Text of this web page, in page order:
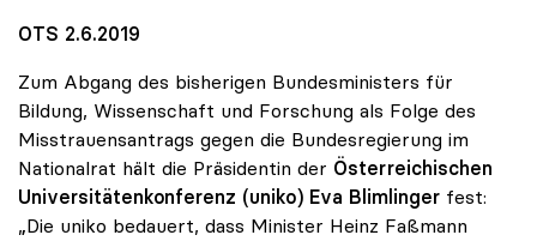
OTS 2.6.2019
Zum Abgang des bisherigen Bundesministers für
Bildung, Wissenschaft und Forschung als Folge des
Misstrauensantrags gegen die Bundesregierung im
Nationalrat hält die Präsidentin der Österreichischen
Universitätenkonferenz (uniko) Eva Blimlinger fest:
„Die uniko bedauert, dass Minister Heinz Faßmann